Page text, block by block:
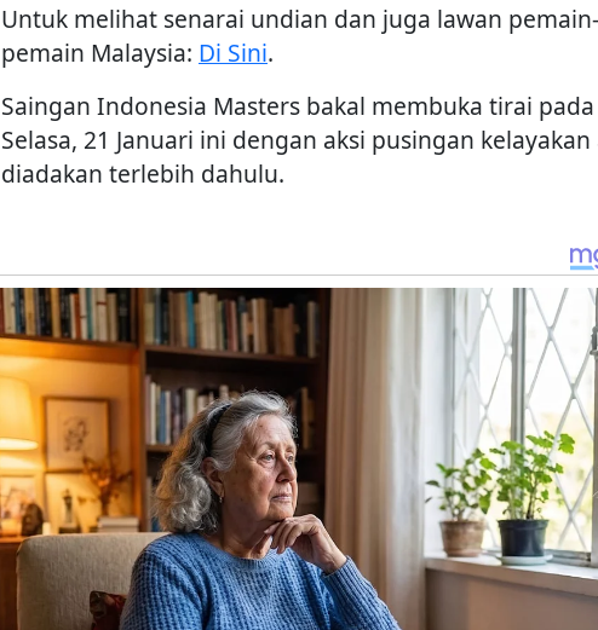
Untuk melihat senarai undian dan juga lawan pemain-
pemain Malaysia: Di Sini.
Saingan Indonesia Masters bakal membuka tirai pada
Selasa, 21 Januari ini dengan aksi pusingan kelayakan
diadakan terlebih dahulu.